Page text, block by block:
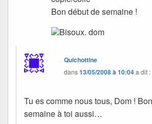
Bon début de semaine !
Bisoux. dom
Quichottine
dans13/05/2008 à 10:04a dit :
Tu es comme nous tous, Dom !
semaine à toi aussi…